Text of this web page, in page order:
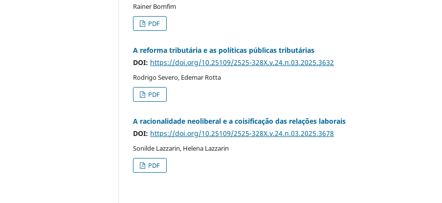
Rainer Bomfim
PDF
A reforma tributária e as políticas públicas tributárias
DOI: https://doi.org/10.25109/2525-328X.v.24.n.03.2025.3632
Rodrigo Severo, Edemar Rotta
PDF
A racionalidade neoliberal e a coisificação das relações laborais
DOI: https://doi.org/10.25109/2525-328X.v.24.n.03.2025.3678
Sonilde Lazzarin, Helena Lazzarin
PDF